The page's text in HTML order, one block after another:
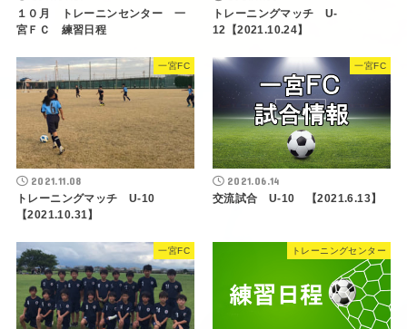
１０月 トレーニンセンター 一
宮ＦＣ 練習日程
トレーニングマッチ U-
12【2021.10.24】
一宮FC
2021.11.08
トレーニングマッチ U-10
【2021.10.31】
一宮FC
2021.06.14
交流試合 U-10 【2021.6.13】
一宮FC トレーニングセンター